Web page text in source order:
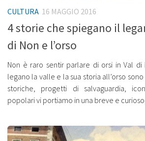
CULTURA 16 MAGGIO 2016
4 storie che spiegano il
di Non e l’orso
Non è raro sentir parlare di orsi in Val
legano la valle e la sua storia all’orso
storiche, progetti di salvaguardia,
popolari vi portiamo in una breve e